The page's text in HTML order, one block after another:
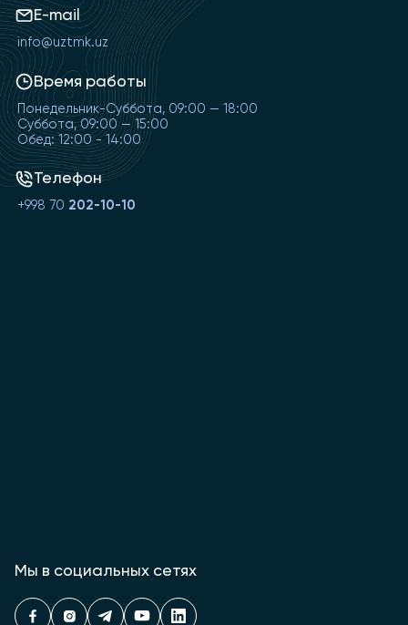
E-mail
info@uztmk.uz
Время работы
Понедельник-Суббота, 09:00 — 18:00
Суббота, 09:00 — 15:00
Обед: 12:00 - 14:00
Телефон
+998 70 202-10-10
Мы в социальных сетях